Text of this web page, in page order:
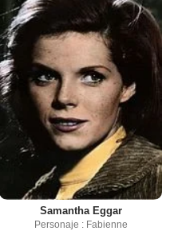
Samantha Eggar
Personaje : Fabienne